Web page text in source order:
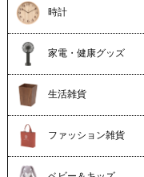
時計
家電・健康グッズ
生活雑貨
ファッション雑貨